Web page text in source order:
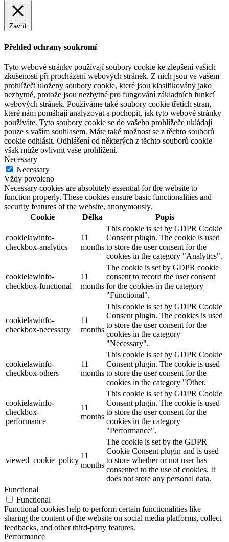
Zavřít
Přehled ochrany soukromí
Tyto webové stránky používají soubory cookie ke zlepšení vašich
zkušeností při procházení webových stránek. Z nich jsou ve vašem
prohlížeči uloženy soubory cookie, které jsou klasifikovány jako
nezbytné, protože jsou nezbytné pro fungování základních funkcí
webových stránek. Používáme také soubory cookie třetích stran,
které nám pomáhají analyzovat a pochopit, jak tyto webové stránky
používáte. Tyto soubory cookie se do vašeho prohlížeče ukládají
pouze s vaším souhlasem. Máte také možnost se z těchto souborů
cookie odhlásit. Odhlášení od některých z těchto souborů cookie
však může ovlivnit vaše prohlížení.
Necessary
Necessary
Vždy povoleno
Necessary cookies are absolutely essential for the website to
function properly. These cookies ensure basic functionalities and
security features of the website, anonymously.
Cookie
Délka Popis
cookielawinfo-
checkbox-analytics
11
months
This cookie is set by GDPR Cookie
Consent plugin. The cookie is used
to store the user consent for the
cookies in the category "Analytics".
cookielawinfo-
checkbox-functional
11
months
The cookie is set by GDPR cookie
consent to record the user consent
for the cookies in the category
"Functional".
cookielawinfo-
checkbox-necessary
11
months
This cookie is set by GDPR Cookie
Consent plugin. The cookies is used
to store the user consent for the
cookies in the category
"Necessary".
cookielawinfo-
checkbox-others
11
months
This cookie is set by GDPR Cookie
Consent plugin. The cookie is used
to store the user consent for the
cookies in the category "Other.
cookielawinfo-
checkbox-
performance
11
months
This cookie is set by GDPR Cookie
Consent plugin. The cookie is used
to store the user consent for the
cookies in the category
"Performance".
viewed_cookie_policy
11
months
The cookie is set by the GDPR
Cookie Consent plugin and is used
to store whether or not user has
consented to the use of cookies. It
does not store any personal data.
Functional
Functional
Functional cookies help to perform certain functionalities like
sharing the content of the website on social media platforms, collect
feedbacks, and other third-party features.
Performance